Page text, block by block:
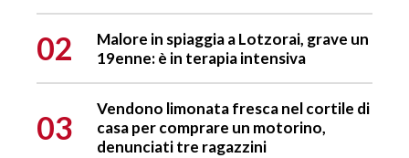
02
Malore in spiaggia a Lotzorai, grave un
19enne: è in terapia intensiva
03
Vendono limonata fresca nel cortile di
casa per comprare un motorino,
denunciati tre ragazzini